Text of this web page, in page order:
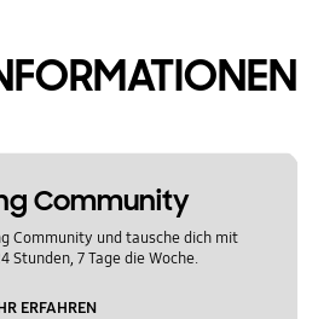
Community
Community und tausche dich mit
Stunden, 7 Tage die Woche.
ERFAHREN